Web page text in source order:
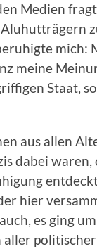
Medien
mich:
meine
Staat,
aus allen
dabei waren,
hier
es ging
aller